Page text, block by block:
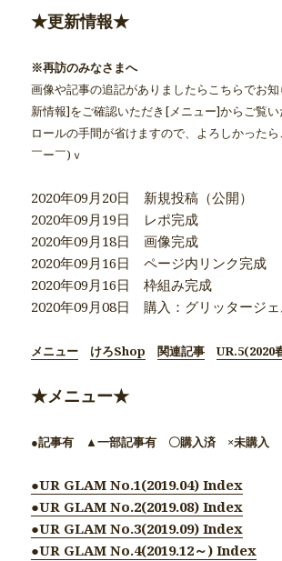
★更新情報★
※再訪のみなさまへ
画像や記事の追記がありましたらこちらでお
新情報]をご確認いただき[メニュー]からご覧
ロールの手間が省けますので、よろしかった
￣ー￣)ｖ
2020年09月20日 新規投稿（公開）
2020年09月19日 レポ完成
2020年09月18日 画像完成
2020年09月16日 ページ内リンク完成
2020年09月16日 枠組み完成
2020年09月08日 購入：グリッタージ
メニュー けろShop 関連記事 UR.5(2020
★メニュー★
●記事有 ▲一部記事有 〇購入済 ×未購入
●UR GLAM No.1(2019.04) Index
●UR GLAM No.2(2019.08) Index
●UR GLAM No.3(2019.09) Index
●UR GLAM No.4(2019.12～) Index